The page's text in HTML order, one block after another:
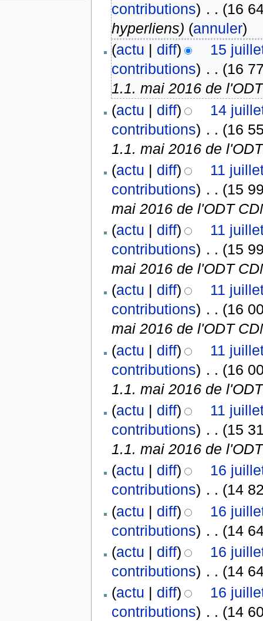
contributions) . . (16
hyperliens) (annuler)
(actu | diff)
15
contributions) . . (16
1.1. mai 2016 de
(actu | diff)
14
contributions) . . (16
1.1. mai 2016 de
(actu | diff)
11
contributions) . . (15
mai 2016 de l'ODT
(actu | diff)
11
contributions) . . (15
mai 2016 de l'ODT
(actu | diff)
11
contributions) . . (16
mai 2016 de l'ODT
(actu | diff)
11
contributions) . . (16
1.1. mai 2016 de
(actu | diff)
11
contributions) . . (15
1.1. mai 2016 de
(actu | diff)
16
contributions) . . (14
(actu | diff)
16
contributions) . . (14
(actu | diff)
16
contributions) . . (14
(actu | diff)
16
contributions) . . (14